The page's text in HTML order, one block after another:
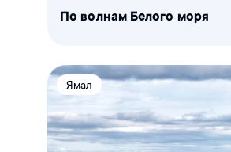
По волнам Белого моря
Ямал